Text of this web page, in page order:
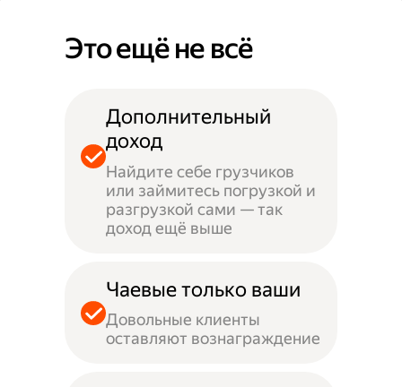
Это ещё не всё
Дополнительный
доход
Найдите себе грузчиков
или займитесь погрузкой и
разгрузкой сами — так
доход ещё выше
Чаевые только ваши
Довольные клиенты
оставляют вознаграждение